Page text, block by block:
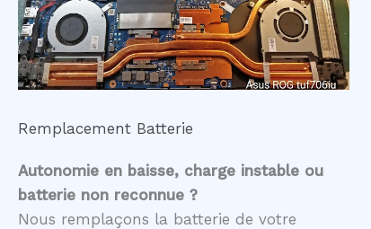
Remplacement Batterie
Autonomie en baisse, charge instable ou
batterie non reconnue ?
Nous remplaçons la batterie de votre